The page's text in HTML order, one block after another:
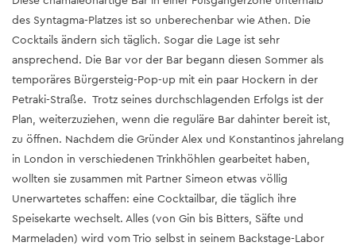
des Syntagma-Platzes ist so unberechenbar wie Athen. Die
Cocktails ändern sich täglich. Sogar die Lage ist sehr
ansprechend. Die Bar vor der Bar begann diesen Sommer als
temporäres Bürgersteig-Pop-up mit ein paar Hockern in der
Petraki-Straße. Trotz seines durchschlagenden Erfolgs ist der
Plan, weiterzuziehen, wenn die reguläre Bar dahinter bereit ist,
zu öffnen. Nachdem die Gründer Alex und Konstantinos jahrelang
in London in verschiedenen Trinkhöhlen gearbeitet haben,
wollten sie zusammen mit Partner Simeon etwas völlig
Unerwartetes schaffen: eine Cocktailbar, die täglich ihre
Speisekarte wechselt. Alles (von Gin bis Bitters, Säfte und
Marmeladen) wird vom Trio selbst in seinem Backstage-Labor